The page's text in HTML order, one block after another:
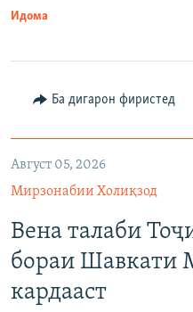
Идома
Ба дигарон фиристед
Август 05, 2026
Мирзонабии Холиқзод
Вена талаби
бораи Шавкати
кардааст